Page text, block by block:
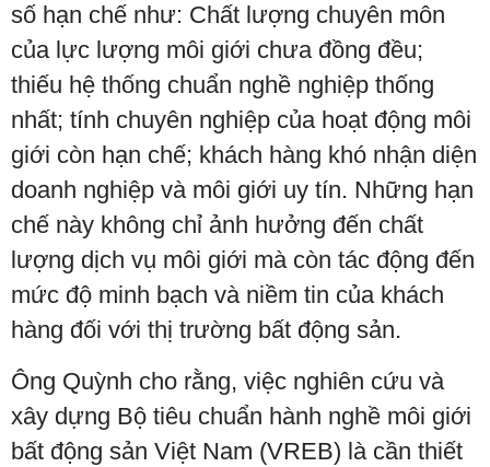
số hạn chế như: Chất lượng chuyên môn
của lực lượng môi giới chưa đồng đều;
thiếu hệ thống chuẩn nghề nghiệp thống
nhất; tính chuyên nghiệp của hoạt động môi
giới còn hạn chế; khách hàng khó nhận diện
doanh nghiệp và môi giới uy tín. Những hạn
chế này không chỉ ảnh hưởng đến chất
lượng dịch vụ môi giới mà còn tác động đến
mức độ minh bạch và niềm tin của khách
hàng đối với thị trường bất động sản.
Ông Quỳnh cho rằng, việc nghiên cứu và
xây dựng Bộ tiêu chuẩn hành nghề môi giới
bất động sản Việt Nam (VREB) là cần thiết